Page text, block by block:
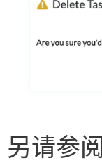
另请参阅